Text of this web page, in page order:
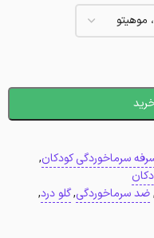
سرماخوردگی کودکان,
,ضد سرماخوردگی,گلو درد,